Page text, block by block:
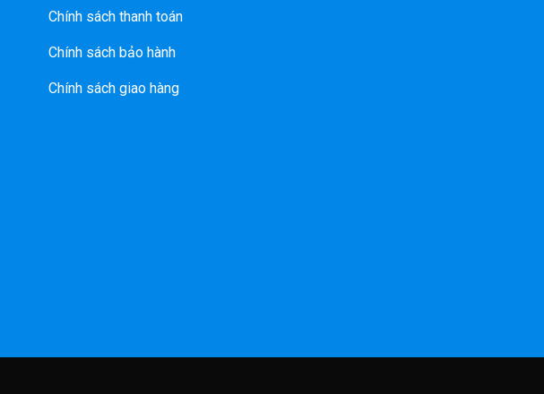
Chính sách thanh toán
Chính sách bảo hành
Chính sách giao hàng